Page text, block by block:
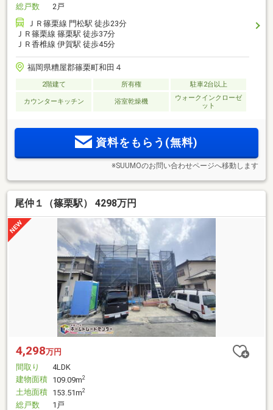
総戸数
2戸
ＪＲ篠栗線 門松駅 徒歩23分
ＪＲ篠栗線 篠栗駅 徒歩37分
ＪＲ香椎線 伊賀駅 徒歩45分
福岡県糟屋郡篠栗町和田４
2階建て 所有権 駐車2台以上
カウンターキッチン 浴室乾燥機
ウォークインクローゼ
ット
資料をもらう(無料)
※SUUMOのお問い合わせページへ移動します
尾仲１（篠栗駅） 4298万円
4,298万円
間取り
4LDK
建物面積 109.09m2
土地面積 153.51m2
総戸数
1戸